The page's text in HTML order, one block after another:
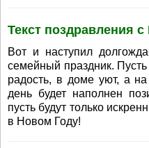
Текст поздравления
Вот и наступил
семейный праздник.
радость, в доме уют, а
день будет наполнен
пусть будут только
в Новом Году!